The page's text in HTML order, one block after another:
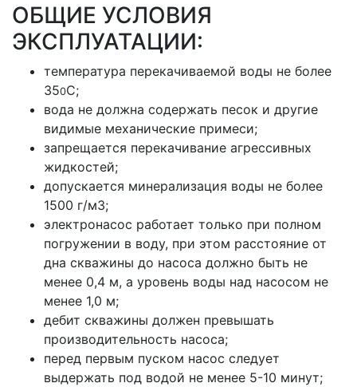
ОБЩИЕ УСЛОВИЯ
ЭКСПЛУАТАЦИИ:
температура перекачиваемой воды не более
350C;
вода не должна содержать песок и другие
видимые механические примеси;
запрещается перекачивание агрессивных
жидкостей;
допускается минерализация воды не более
1500 г/м3;
электронасос работает только при полном
погружении в воду, при этом расстояние от
дна скважины до насоса должно быть не
менее 0,4 м, а уровень воды над насосом не
менее 1,0 м;
дебит скважины должен превышать
производительность насоса;
перед первым пуском насос следует
выдержать под водой не менее 5-10 минут;